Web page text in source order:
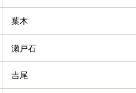
葉木
瀬戸石
吉尾